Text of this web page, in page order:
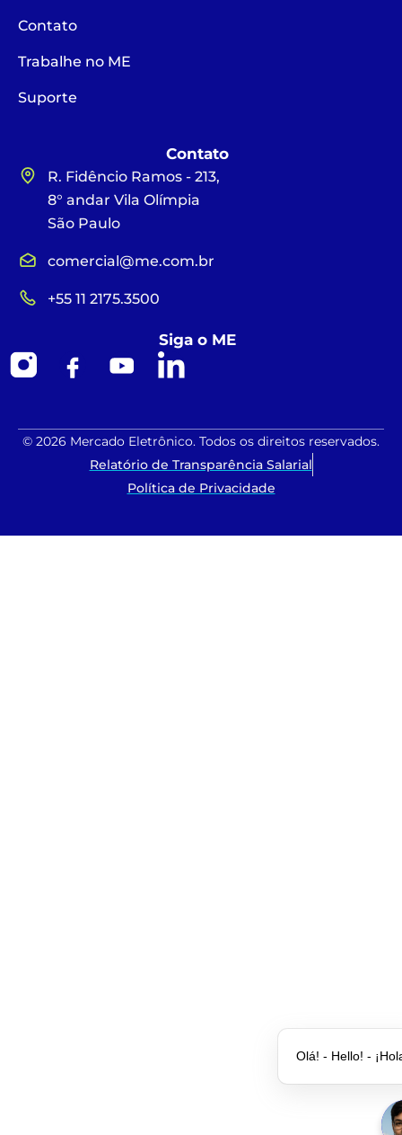
Contato
Trabalhe no ME
Suporte
Contato
R. Fidêncio Ramos - 213,
8° andar Vila Olímpia
São Paulo
comercial@me.com.br
+55 11 2175.3500
Siga o ME
© 2026 Mercado Eletrônico. Todos os direitos reservados.
Relatório de Transparência Salarial
Política de Privacidade
Olá! - Hello! -